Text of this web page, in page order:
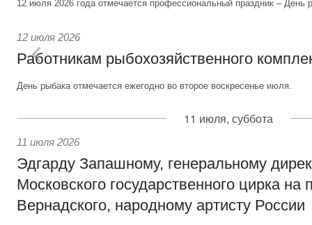
12 июля 2026 года отмечается профессиональный праздник – День
12 июля 2026
Работникам рыбохозяйственного
День рыбака отмечается ежегодно во второе воскресенье июля.
11 июля, суббота
11 июля 2026
Эдгарду Запашному, генеральному
Московского государственного цирка на
Вернадского, народному артисту России